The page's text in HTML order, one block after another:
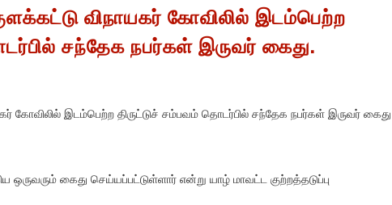
விநாயகர் கோவிலில் இடம்பெற்ற
சந்தேக நபர்கள் இருவர் கைது.
கோவிலில் இடம்பெற்ற திருட்டுச் சம்பவம் தொடர்பில் சந்தேக நபர்கள் இருவர் கைது
கைது செய்யப்பட்டுள்ளார் என்று யாழ் மாவட்ட குற்றத்தடுப்பு